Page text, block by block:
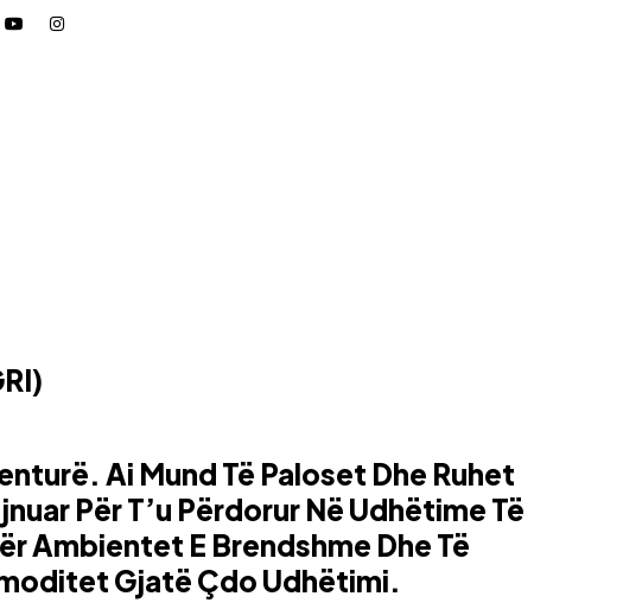
Ai Mund Të Paloset Dhe Ruhet
Për T’u Përdorur Në Udhëtime Të
Ambientet E Brendshme Dhe Të
Gjatë Çdo Udhëtimi.